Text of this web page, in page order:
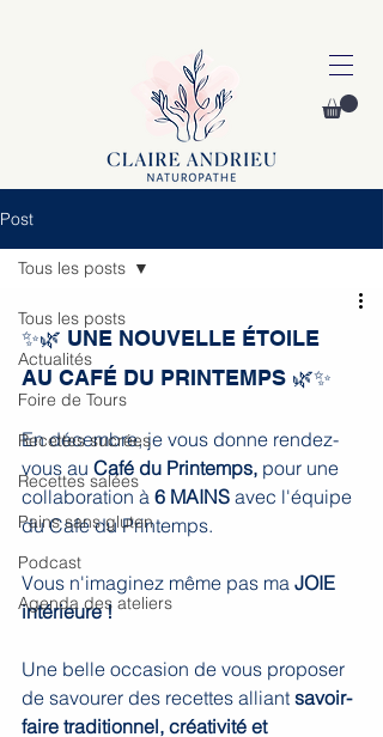
Post
Tous les posts
Actualités
Foire de Tours
Recettes sucrées
Recettes salées
Pains sans gluten
Podcast
Agenda des ateliers
Tous les posts
✨🌿 UNE NOUVELLE ÉTOILE
AU CAFÉ DU PRINTEMPS 🌿✨
En décembre, je vous donne rendez-
vous au Café du Printemps, pour une
collaboration à 6 MAINS avec l'équipe
du Café du Printemps.
Vous n'imaginez même pas ma JOIE
intérieure !
Une belle occasion de vous proposer
de savourer des recettes alliant savoir-
faire traditionnel, créativité et